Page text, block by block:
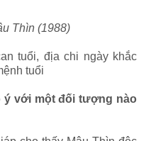
Thìn (1988)
tuổi, địa chi ngày khắc
tuổi
ý với một đối tượng nào